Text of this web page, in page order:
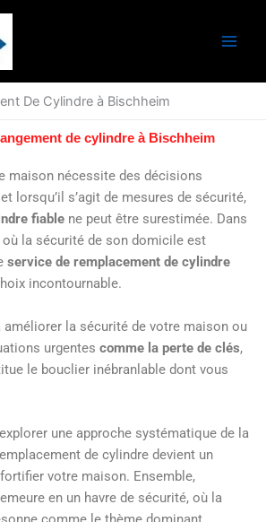
De Cylindre à Bischheim
de cylindre à Bischheim
maison nécessite des décisions
lorsqu’il s’agit de mesures de sécurité,
fiable ne peut être surestimée. Dans
où la sécurité de son domicile est
service de remplacement de cylindre
incontournable.
améliorer la sécurité de votre maison ou
urgentes comme la perte de clés,
le bouclier inébranlable dont vous
une approche systématique de la
de cylindre devient un
votre maison. Ensemble,
en un havre de sécurité, où la